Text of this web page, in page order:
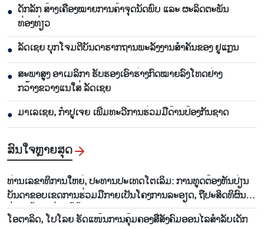
● ດັກລັກ ສ້າງເຄື່ອງໝາຍການຄ້າຈຸດນັດພົບ ແລະ ຜະລິດຕະພັນ
ທ່ອງທ່ຽວ
● ລັດເຊຍ ບຸກໂຈມຕີບັນດາຮາກຖານພະລັງງານສຳຄັນຂອງ ຢູແກຼນ
● ສະພາສູງ ອາເມລິກາ ຮັບຮອງເອົາຮ່າງກົດໝາຍລົງໂທດຢ່າງ
ກວ້າງຂວາງແນໃສ່ ລັດເຊຍ
● ມາເລເຊຍ, ກຳປູເຈຍ ເພີ່ມທະວີການຮ່ວມມືດ້ານປ້ອງກັນຊາດ
ສົນ​ໃຈ​ຫຼາຍ​ສຸດ
ທ່ານ​ເລ​ຂາ​ທິ​ການ​ໃຫຍ່, ປະ​ທານ​ປະ​ເທດ​ໂຕ​ເລິມ: ການ​ທູດ​ຕ້ອງ​ຫັນ​ປ່ຽນ​
ບັນ​ດາ​ຂອບ​ເຂດ​ການ​ຮ່ວມ​ມື​ກາຍ​ເປັນ​ໂຄງ​ການ​ລະ​ອຽດ​, ຖື​ປະ​ສິດ​ທິ​ຜົນ​
ຢ່າງ​ແທ້​ຈິງ​ແມ່ນ​ໄມ້ຫຼ້າ​ວັດ​ແທກ
ໂອ​ຕາ​ລິດ, ໂປ​ໂລຍ ຮັດ​ແໜ້ນ​ການ​ຄຸ້ມ​ຄອງ​ສື່​ສັງ​ຄົມ​ອອນ​ໄລ​ສຳ​ລັບ​ເດັກ